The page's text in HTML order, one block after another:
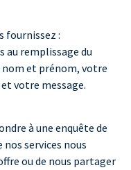
fournissez :
au remplissage du
et prénom, votre
votre message.
à une enquête de
services nous
ou de nous partager